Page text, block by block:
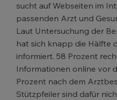
sucht auf Webseiten im
passenden Arzt und
Laut Untersuchung der
hat sich knapp die Hälfte
informiert. 58 Prozent
Informationen online vor
Prozent nach dem
Stützpfeiler sind dafür